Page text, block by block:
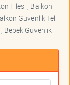
Filesi , Balkon
Güvenlik Teli
Bebek Güvenlik